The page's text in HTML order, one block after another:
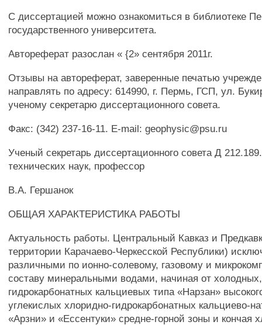
С диссертацией можно ознакомиться в библиотеке
государственного университета.
Автореферат разослан « {2» сентября 2011г.
Отзывы на автореферат, заверенные печатью
направлять по адресу: 614990, г. Пермь, ГСП, ул.
ученому секретарю диссертационного совета.
Факс: (342) 237-16-11. E-mail: geophysic@psu.ru
Ученый секретарь диссертационного совета Д
технических наук, профессор
В.А. Гершанок
ОБЩАЯ ХАРАКТЕРИСТИКА РАБОТЫ
Актуальность работы. Центральный Кавказ и
территории Карачаево-Черкесской Республики)
различными по ионно-солевому, газовому и
составу минеральными водами, начиная от
гидрокарбонатных кальциевых типа «Нарзан»
углекислых хлоридно-гидрокарбонатных кальциево-
«Арзни» и «Ессентуки» средне-горной зоны и кончая